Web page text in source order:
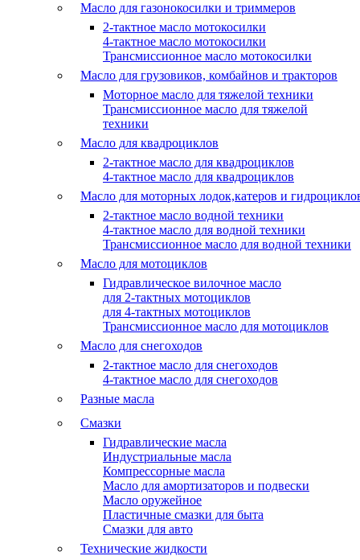
Масло для газонокосилки и триммеров
2-тактное масло мотокосилки
4-тактное масло мотокосилки
Трансмиссионное масло мотокосилки
Масло для грузовиков, комбайнов и тракторов
Моторное масло для тяжелой техники
Трансмиссионное масло для тяжелой
техники
Масло для квадроциклов
2-тактное масло для квадроциклов
4-тактное масло для квадроциклов
Масло для моторных лодок,катеров и
2-тактное масло водной техники
4-тактное масло для водной техники
Трансмиссионное масло для водной техники
Масло для мотоциклов
Гидравлическое вилочное масло
для 2-тактных мотоциклов
для 4-тактных мотоциклов
Трансмиссионное масло для мотоциклов
Масло для снегоходов
2-тактное масло для снегоходов
4-тактное масло для снегоходов
Разные масла
Смазки
Гидравлические масла
Индустриальные масла
Компрессорные масла
Масло для амортизаторов и подвески
Масло оружейное
Пластичные смазки для быта
Смазки для авто
Технические жидкости